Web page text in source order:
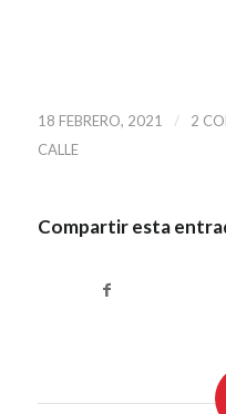
18 FEBRERO, 2021 / 2
CALLE
Compartir esta